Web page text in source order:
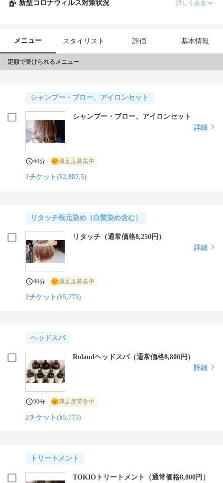
新型コロナウィルス対策状況 詳しくみる
メニュー スタイリスト 評価 基本情報
定額で受けられるメニュー
シャンプー・ブロー、アイロンセット
シャンプー・ブロー、アイロンセット
詳細
60分 満足度募集中
1チケット(¥2,887.5)
リタッチ根元染め（白髪染め含む）
リタッチ（通常価格8,250円）
詳細
90分 満足度募集中
2チケット(¥5,775)
ヘッドスパ
Rolandヘッドスパ（通常価格8,800円）
詳細
90分 満足度募集中
2チケット(¥5,775)
トリートメント
TOKIOトリートメント（通常価格8,800円）